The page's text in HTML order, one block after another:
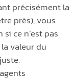
précisément la
près), vous
ce n’est pas
valeur du